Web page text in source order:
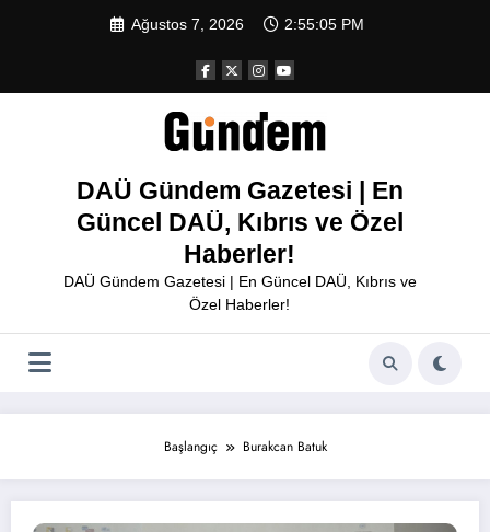
Ağustos 7, 2026 2:55:05 PM
DAÜ Gündem Gazetesi | En
Güncel DAÜ, Kıbrıs ve Özel
Haberler!
DAÜ Gündem Gazetesi | En Güncel DAÜ, Kıbrıs ve
Özel Haberler!
Başlangıç Burakcan Batuk